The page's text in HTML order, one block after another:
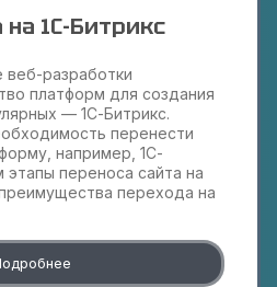
на 1С-Битрикс
разработки
платформ для создания
— 1С-Битрикс.
перенести
например, 1С-
этапы переноса сайта на
перехода на